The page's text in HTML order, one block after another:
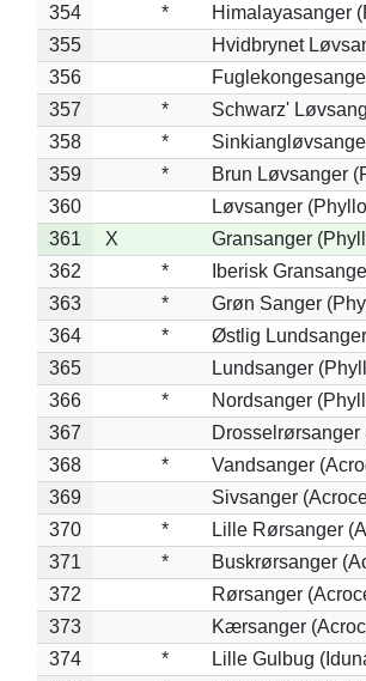
354 *
Himalayasanger
355
Hvidbrynet
356
357
*
Schwarz'
358
*
359
*
Brun Løvsanger
360
Løvsanger
361
X
Gransanger
362
*
Iberisk
363
*
Grøn Sanger
364
*
Østlig
365
Lundsanger
366
*
Nordsanger
367
368
*
Vandsanger
369
Sivsanger
370
*
Lille Rørsanger
371
*
Buskrørsanger
372
Rørsanger
373
Kærsanger
374
*
Lille Gulbug